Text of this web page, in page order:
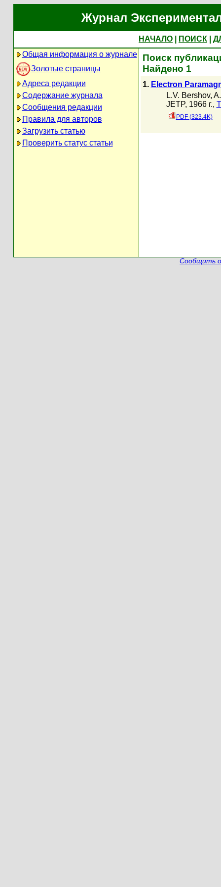
Журнал
НАЧАЛО ПОИСК
Общая информация о журнале
Золотые страницы
Адреса редакции
Содержание журнала
Сообщения редакции
Правила для авторов
Загрузить статью
Проверить статус статьи
Поиск
Найдено 1
1. Electron
L.V. Bershov,
JETP, 1966 г.,
PDF (323.4K)
Сообщить о